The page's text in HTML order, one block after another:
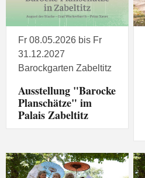
Fr 08.05.2026 bis Fr
31.12.2027
Barockgarten Zabeltitz
Ausstellung "Barocke
Planschätze" im
Palais Zabeltitz